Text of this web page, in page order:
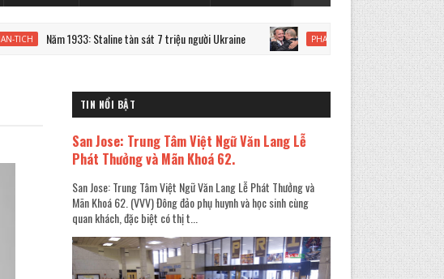
Năm 1933: Staline tàn sát 7 triệu người Ukraine PHAN-TICH Cựu Thủ tướng Đức
TIN NỔI BẬT
San Jose: Trung Tâm Việt Ngữ Văn Lang Lễ
Phát Thưởng và Mãn Khoá 62.
San Jose: Trung Tâm Việt Ngữ Văn Lang Lễ Phát Thưởng và
Mãn Khoá 62. (VVV) Đông đảo phụ huynh và học sinh cùng
quan khách, đặc biệt có thị t...